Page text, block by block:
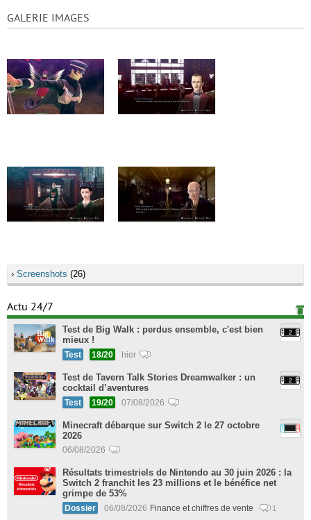
GALERIE IMAGES
› Screenshots (26)
Actu 24/7
Test de Big Walk : perdus ensemble, c'est bien
mieux !
Test 18/20 hier
Test de Tavern Talk Stories Dreamwalker : un
cocktail d’aventures
Test 19/20 07/08/2026
Minecraft débarque sur Switch 2 le 27 octobre
2026
06/08/2026
Résultats trimestriels de Nintendo au 30 juin 2026 : la
Switch 2 franchit les 23 millions et le bénéfice net
grimpe de 53%
Dossier 06/08/2026 Finance et chiffres de vente 1